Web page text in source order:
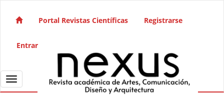
Navegación principal
Barra lateral
Portal Revistas Científicas Registrarse
Entrar
Toggle navigation